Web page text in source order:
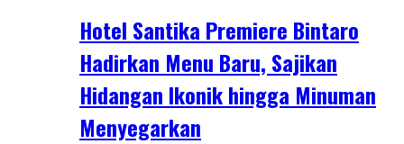
Hotel Santika Premiere Bintaro
Hadirkan Menu Baru, Sajikan
Hidangan Ikonik hingga Minuman
Menyegarkan